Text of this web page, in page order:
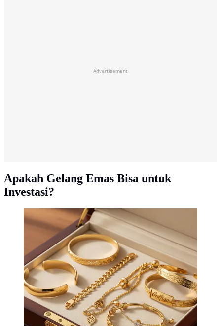
Advertisement
Apakah Gelang Emas Bisa untuk
Investasi?
Model Gelang Emas 24 Karat 3 Gram 2025. Foto:
Gemini